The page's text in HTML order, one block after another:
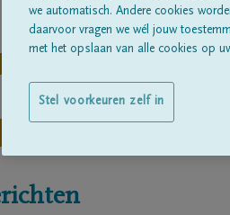
we automatisch. Andere cookies
daarvoor vragen we wél jouw
met het opslaan van alle cookies op
Stel voorkeuren zelf in